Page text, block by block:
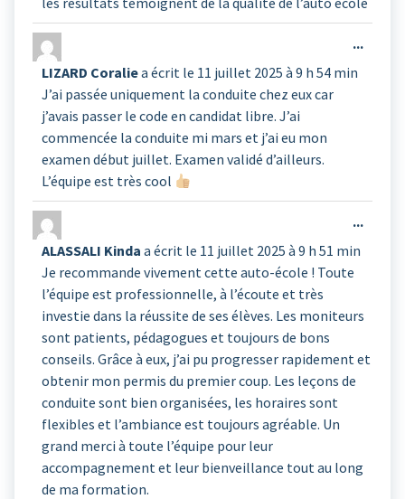
LIZARD Coraliea écrit le 11 juillet 2025 à 9 h 54 min
J’ai passée uniquement la conduite chez eux car
j’avais passer le code en candidat libre. J’ai
commencée la conduite mi mars et j’ai eu mon
examen début juillet. Examen validé d’ailleurs.
L’équipe est très cool
...
ALASSALI Kinda a écrit le 11 juillet 2025 à 9 h 51 min
Je recommande vivement cette auto-école ! Toute
l’équipe est professionnelle, à l’écoute et très
investie dans la réussite de ses élèves. Les moniteurs
sont patients, pédagogues et toujours de bons
conseils. Grâce à eux, j’ai pu progresser rapidement et
obtenir mon permis du premier coup. Les leçons de
conduite sont bien organisées, les horaires sont
flexibles et l’ambiance est toujours agréable. Un
grand merci à toute l’équipe pour leur
accompagnement et leur bienveillance tout au long
de ma formation.
...